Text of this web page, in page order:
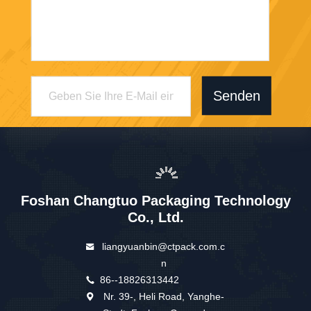
Senden
Foshan Changtuo Packaging Technology
Co., Ltd.
liangyuanbin@ctpack.com.c
n
86--18826313442
Nr. 39-, Heli Road, Yanghe-